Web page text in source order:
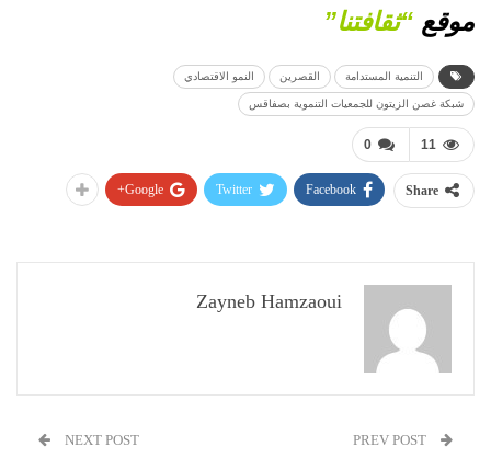
موقع “ثقافتنا”
التنمية المستدامة القصرين النمو الاقتصادي
شبكة غصن الزيتون للجمعيات التنموية بصفاقس
0 11
Share
Facebook
Twitter
Google+
Zayneb Hamzaoui
NEXT POST